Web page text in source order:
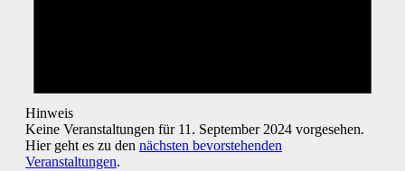
Hinweis
Keine Veranstaltungen für 11. September 2024 vorgesehen.
Hier geht es zu den nächsten bevorstehenden
Veranstaltungen.